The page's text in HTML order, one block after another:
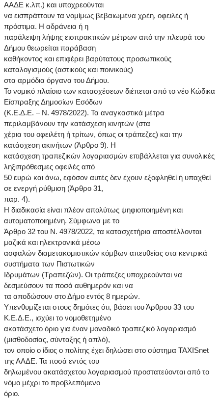
ΑΑΔΕ κ.λπ.) και υποχρεούνται
να εισπράττουν τα νομίμως βεβαιωμένα χρέη, οφειλές ή
πρόστιμα. Η αδράνεια ή η
παράλειψη λήψης εισπρακτικών μέτρων από την πλευρά του
Δήμου θεωρείται παράβαση
καθήκοντος και επιφέρει βαρύτατους προσωπικούς
καταλογισμούς (αστικούς και ποινικούς)
στα αρμόδια όργανα του Δήμου.
Το νομικό πλαίσιο των κατασχέσεων διέπεται από το νέο Κώδικα
Είσπραξης Δημοσίων Εσόδων
(Κ.Ε.Δ.Ε. – Ν. 4978/2022). Τα αναγκαστικά μέτρα
περιλαμβάνουν την κατάσχεση κινητών (στα
χέρια του οφειλέτη ή τρίτων, όπως οι τράπεζες) και την
κατάσχεση ακινήτων (Άρθρο 9). Η
κατάσχεση τραπεζικών λογαριασμών επιβάλλεται για συνολικές
ληξιπρόθεσμες οφειλές από
50 ευρώ και άνω, εφόσον αυτές δεν έχουν εξοφληθεί ή υπαχθεί
σε ενεργή ρύθμιση (Άρθρο 31,
παρ. 4).
Η διαδικασία είναι πλέον απολύτως ψηφιοποιημένη και
αυτοματοποιημένη. Σύμφωνα με το
Άρθρο 32 του Ν. 4978/2022, τα κατασχετήρια αποστέλλονται
μαζικά και ηλεκτρονικά μέσω
ασφαλών διαμετακομιστικών κόμβων απευθείας στα κεντρικά
συστήματα των Πιστωτικών
Ιδρυμάτων (Τραπεζών). Οι τράπεζες υποχρεούνται να
δεσμεύσουν τα ποσά αυθημερόν και να
τα αποδώσουν στο Δήμο εντός 8 ημερών.
Υπενθυμίζεται στους δημότες ότι, βάσει του Άρθρου 33 του
Κ.Ε.Δ.Ε., ισχύει το νομοθετημένο
ακατάσχετο όριο για έναν μοναδικό τραπεζικό λογαριασμό
(μισθοδοσίας, σύνταξης ή απλό),
τον οποίο ο ίδιος ο πολίτης έχει δηλώσει στο σύστημα TAXISnet
της ΑΑΔΕ. Τα ποσά εντός του
δηλωμένου ακατάσχετου λογαριασμού προστατεύονται από το
νόμο μέχρι το προβλεπόμενο
όριο.